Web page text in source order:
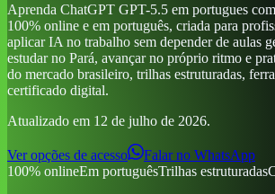
Aprenda ChatGPT GPT-5.5 em portugues
100% online e em português, criada para
aplicar IA no trabalho sem depender de aulas
estudarno Pará, avançar no próprio ritmo e
do mercado brasileiro, trilhas estruturadas,
certificado digital.
Atualizado em 12 de julho de 2026.
Ver opções de acesso
Falar no WhatsApp
100% onlineEm portuguêsTrilhas estruturadas